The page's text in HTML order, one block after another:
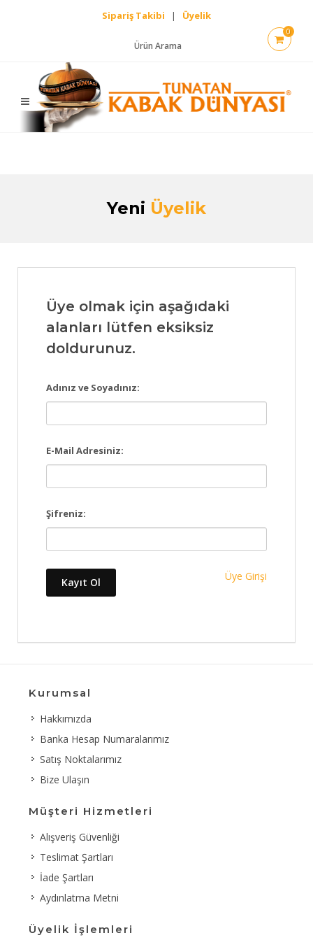
Sipariş Takibi | Üyelik
Ürün Arama
0
Yeni Üyelik
Üye olmak için aşağıdaki
alanları lütfen eksiksiz
doldurunuz.
Adınız ve Soyadınız:
E-Mail Adresiniz:
Şifreniz:
Kayıt Ol Üye Girişi
Kurumsal
Hakkımızda
Banka Hesap Numaralarımız
Satış Noktalarımız
Bize Ulaşın
Müşteri Hizmetleri
Alışveriş Güvenliği
Teslimat Şartları
İade Şartları
Aydınlatma Metni
Üyelik İşlemleri